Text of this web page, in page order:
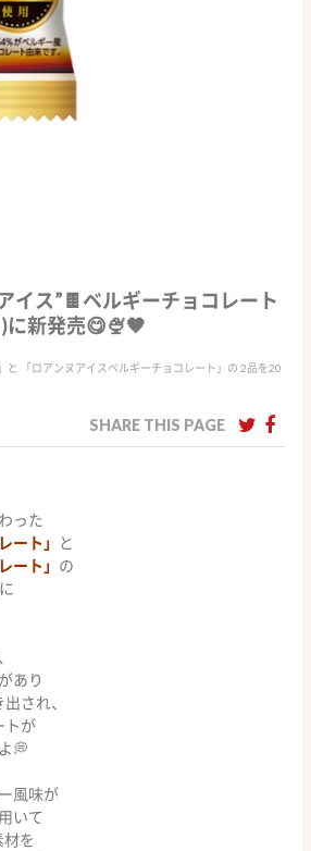
イス”🍫ベルギーチョコレート
に新発売😋🍨🤎
「ロアンヌアイスベルギーチョコレート」の 2品を20
SHARE THIS PAGE
った
ート」
と
ート」 の
あり
され、
トが
💭
風味が
いて
を